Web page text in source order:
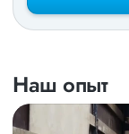
Наш опыт